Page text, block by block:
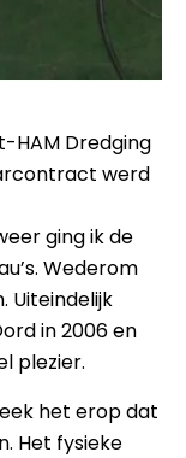
HAM Dredging
werd
ging ik de
Wederom
Uiteindelijk
in 2006 en
plezier.
het erop dat
Het fysieke